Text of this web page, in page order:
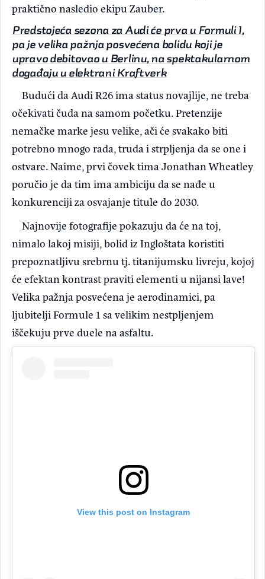
praktično nasledio ekipu Zauber.
Predstojeća sezona za Audi će prva u Formuli 1,
pa je velika pažnja posvećena bolidu koji je
upravo debitovao u Berlinu, na spektakularnom
događaju u elektrani Kraftverk
Budući da Audi R26 ima status novajlije, ne treba
očekivati čuda na samom početku. Pretenzije
nemačke marke jesu velike, ači će svakako biti
potrebno mnogo rada, truda i strpljenja da se one i
ostvare. Naime, prvi čovek tima Jonathan Wheatley
poručio je da tim ima ambiciju da se nađe u
konkurenciji za osvajanje titule do 2030.
Najnovije fotografije pokazuju da će na toj,
nimalo lakoj misiji, bolid iz Ingloštata koristiti
prepoznatljivu srebrnu tj. titanijumsku livreju, kojoj
će efektan kontrast praviti elementi u nijansi lave!
Velika pažnja posvećena je aerodinamici, pa
ljubitelji Formule 1 sa velikim nestpljenjem
iščekuju prve duele na asfaltu.
View this post on Instagram